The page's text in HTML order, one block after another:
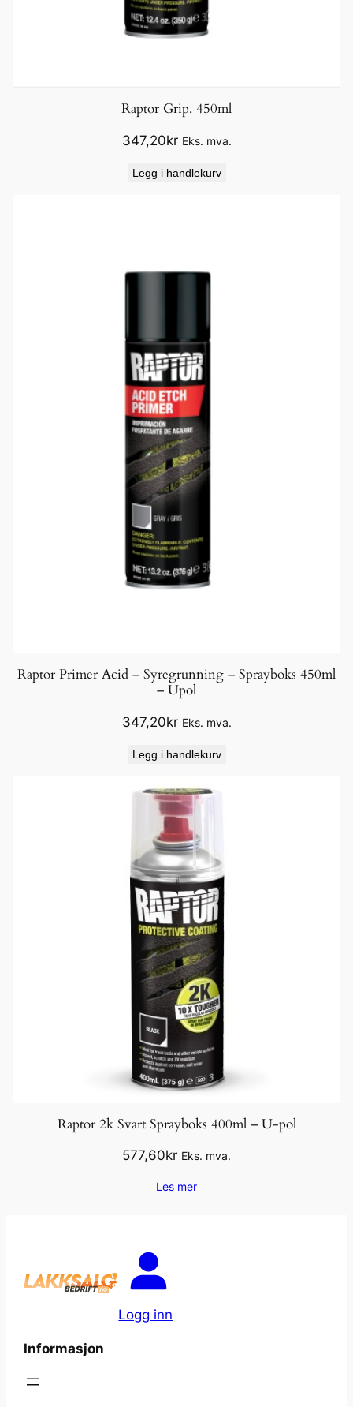
Raptor Grip. 450ml
347,20kr Eks. mva.
Legg i handlekurv
Raptor Primer Acid – Syregrunning – Sprayboks 450ml
– Upol
347,20kr Eks. mva.
Legg i handlekurv
Raptor 2k Svart Sprayboks 400ml – U-pol
577,60kr Eks. mva.
Les mer
Logg inn
Informasjon